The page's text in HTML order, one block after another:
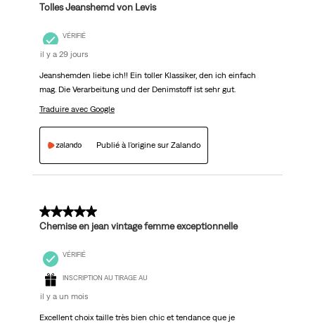
Tolles Jeanshemd von Levis
VÉRIFIÉ
il y a 29 jours
Jeanshemden liebe ich!! Ein toller Klassiker, den ich einfach
mag. Die Verarbeitung und der Denimstoff ist sehr gut.
Traduire avec Google
Publié à l'origine sur Zalando
5 sur 5 étoiles.
Chemise en jean vintage femme exceptionnelle
VÉRIFIÉ
INSCRIPTION AU TIRAGE AU
il y a un mois
Excellent choix taille très bien chic et tendance que je